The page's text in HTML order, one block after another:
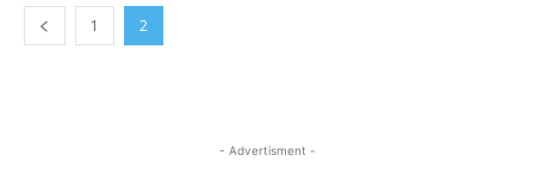
1 2
- Advertisment -